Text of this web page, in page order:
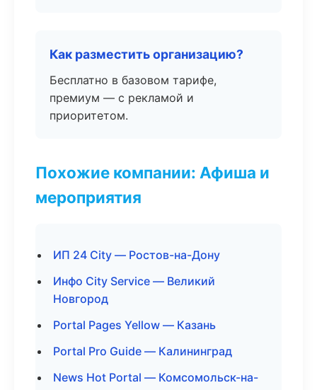
Как разместить организацию?
Бесплатно в базовом тарифе,
премиум — с рекламой и
приоритетом.
Похожие компании: Афиша и
мероприятия
ИП 24 City — Ростов-на-Дону
Инфо City Service — Великий
Новгород
Portal Pages Yellow — Казань
Portal Pro Guide — Калининград
News Hot Portal — Комсомольск-на-